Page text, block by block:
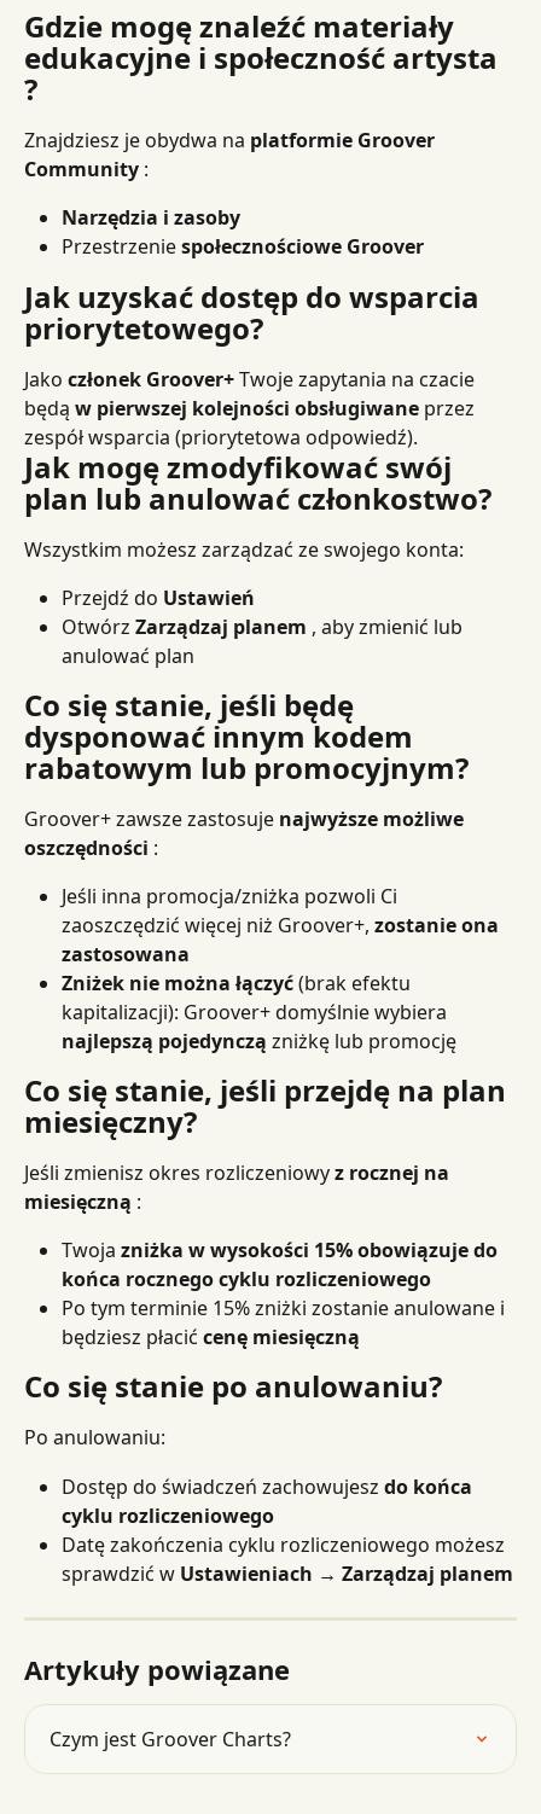
Gdzie mogę znaleźć materiały
edukacyjne i społeczność artysta
?
Znajdziesz je obydwa na platformie Groover
Community :
Narzędzia i zasoby
Przestrzenie społecznościowe Groover
Jak uzyskać dostęp do wsparcia
priorytetowego?
Jako członek Groover+ Twoje zapytania na czacie
będą w pierwszej kolejności obsługiwane przez
zespół wsparcia (priorytetowa odpowiedź).
Jak mogę zmodyfikować swój
plan lub anulować członkostwo?
Wszystkim możesz zarządzać ze swojego konta:
Przejdź do Ustawień
Otwórz Zarządzaj planem , aby zmienić lub
anulować plan
Co się stanie, jeśli będę
dysponować innym kodem
rabatowym lub promocyjnym?
Groover+ zawsze zastosuje najwyższe możliwe
oszczędności :
Jeśli inna promocja/zniżka pozwoli Ci
zaoszczędzić więcej niż Groover+, zostanie ona
zastosowana
Zniżek nie można łączyć (brak efektu
kapitalizacji): Groover+ domyślnie wybiera
najlepszą pojedynczą zniżkę lub promocję
Co się stanie, jeśli przejdę na plan
miesięczny?
Jeśli zmienisz okres rozliczeniowy z rocznej na
miesięczną :
Twoja zniżka w wysokości 15% obowiązuje do
końca rocznego cyklu rozliczeniowego
Po tym terminie 15% zniżki zostanie anulowane i
będziesz płacić cenę miesięczną
Co się stanie po anulowaniu?
Po anulowaniu:
Dostęp do świadczeń zachowujesz do końca
cyklu rozliczeniowego
Datę zakończenia cyklu rozliczeniowego możesz
sprawdzić w Ustawieniach → Zarządzaj planem
Artykuły powiązane
Czym jest Groover Charts?